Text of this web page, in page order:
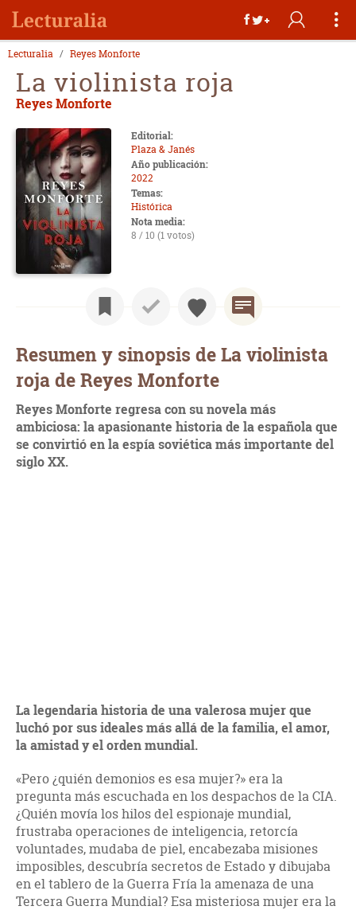
Lecturalia Reyes Monforte
La violinista roja
Reyes Monforte
Editorial:
Plaza & Janés
Año publicación:
2022
Temas:
Histórica
Nota media:
8 / 10 (1 votos)
Resumen y sinopsis de La violinista
roja de Reyes Monforte
Reyes Monforte regresa con su novela más
ambiciosa: la apasionante historia de la española que
se convirtió en la espíasoviéticamás importante del
siglo XX.
La legendaria historia de una valerosa mujer que
luchó por sus ideales más allá de la familia, el amor,
la amistad y el orden mundial.
«Pero ¿quién demonios es esa mujer?» era la
pregunta más escuchada en los despachos de la CIA.
¿Quién movía los hilos del espionaje mundial,
frustraba operaciones de inteligencia, retorcía
voluntades, mudaba de piel, encabezaba misiones
imposibles, descubría secretos de Estado y dibujaba
en el tablero de la Guerra Fría la amenaza de una
Tercera Guerra Mundial? Esa misteriosa mujer era la